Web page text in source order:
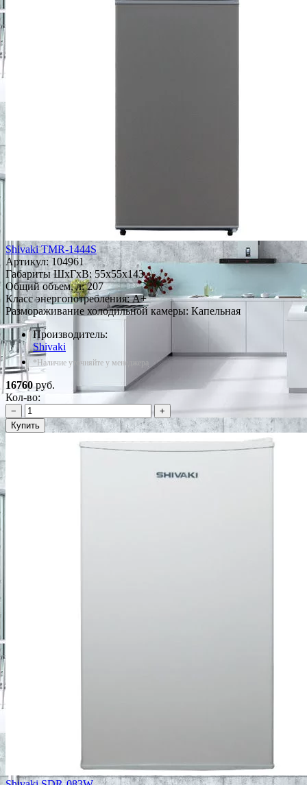
Shivaki TMR-1444S
Артикул:104961
Габариты ШxГxВ: 55x55x143
Общий объем, л: 207
Класс энергопотребления: A+
Размораживание холодильной камеры: Капельная
Производитель:
Shivaki
*Наличие уточняйте у менеджера
16760руб.
Кол-во:
−
+
Купить